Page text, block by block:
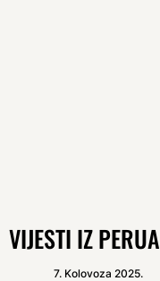
VIJESTI IZ PERUA
7. Kolovoza 2025.